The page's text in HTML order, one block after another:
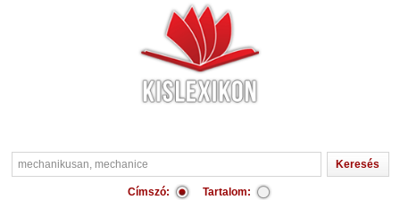
Címszó: Tartalom: